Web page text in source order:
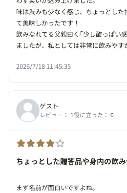
味は渋みも少なく感じ、ちょっとし
て美味しかったです！
飲みなれてる父親曰く｢少し酸っぱい
ましたが、私としては非常に飲みやす
2026/7/18 11:45:35
ゲスト
レビュー： 1役に立った： 0
ちょっとした贈答品や身内の飲
まず名前が面白いですよね。